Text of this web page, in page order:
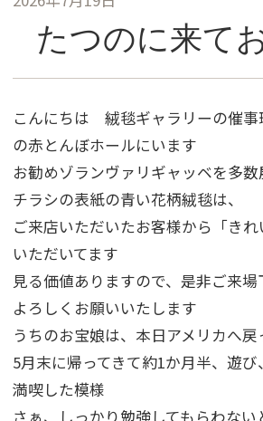
たつのに来て
こんにちは 絨毯ギャラリーの催事
の赤とんぼホールにいます
お勧めゾランヴァリギャッベを多数
チラシの表紙の青い花柄絨毯は、
ご来店いただいたお客様から「き
いただいてます
見る価値ありますので、是非ご来場
よろしくお願いいたします
うちのお宝娘は、本日アメリカへ戻
5月末に帰ってきて約1か月半、遊
満喫した模様
さぁ、しっかり勉強してもらわない